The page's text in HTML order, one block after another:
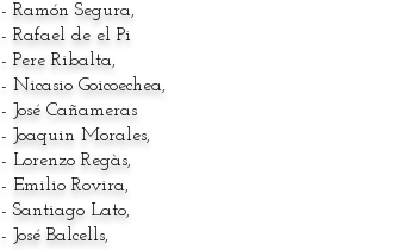
- Ramón Segura,
- Rafael de el Pi
- Pere Ribalta,
- Nicasio Goicoechea,
- José Cañameras
- Joaquin Morales,
- Lorenzo Regàs,
- Emilio Rovira,
- Santiago Lato,
- José Balcells,